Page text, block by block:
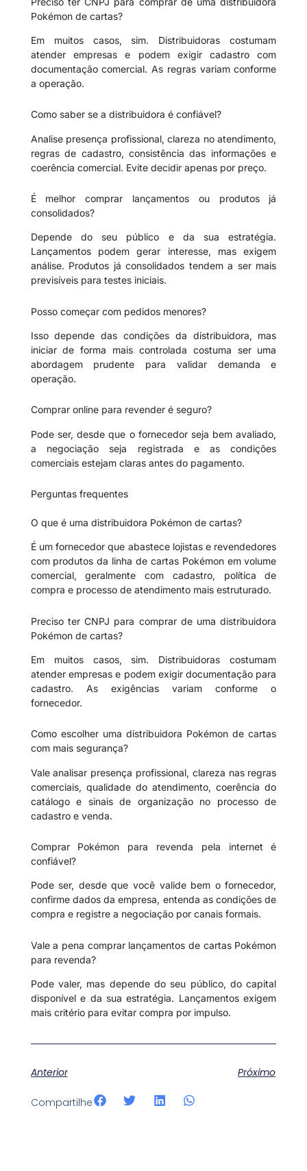
Pokémon de cartas?
Em muitos casos, sim. Distribuidoras costumam
atender empresas e podem exigir cadastro com
documentação comercial. As regras variam conforme
a operação.
Como saber se a distribuidora é confiável?
Analise presença profissional, clareza no atendimento,
regras de cadastro, consistência das informações e
coerência comercial. Evite decidir apenas por preço.
É melhor comprar lançamentos ou produtos já
consolidados?
Depende do seu público e da sua estratégia.
Lançamentos podem gerar interesse, mas exigem
análise. Produtos já consolidados tendem a ser mais
previsíveis para testes iniciais.
Posso começar com pedidos menores?
Isso depende das condições da distribuidora, mas
iniciar de forma mais controlada costuma ser uma
abordagem prudente para validar demanda e
operação.
Comprar online para revender é seguro?
Pode ser, desde que o fornecedor seja bem avaliado,
a negociação seja registrada e as condições
comerciais estejam claras antes do pagamento.
Perguntas frequentes
O que é uma distribuidora Pokémon de cartas?
É um fornecedor que abastece lojistas e revendedores
com produtos da linha de cartas Pokémon em volume
comercial, geralmente com cadastro, política de
compra e processo de atendimento mais estruturado.
Preciso ter CNPJ para comprar de uma distribuidora
Pokémon de cartas?
Em muitos casos, sim. Distribuidoras costumam
atender empresas e podem exigir documentação para
cadastro. As exigências variam conforme o
fornecedor.
Como escolher uma distribuidora Pokémon de cartas
com mais segurança?
Vale analisar presença profissional, clareza nas regras
comerciais, qualidade do atendimento, coerência do
catálogo e sinais de organização no processo de
cadastro e venda.
Comprar Pokémon para revenda pela internet é
confiável?
Pode ser, desde que você valide bem o fornecedor,
confirme dados da empresa, entenda as condições de
compra e registre a negociação por canais formais.
Vale a pena comprar lançamentos de cartas Pokémon
para revenda?
Pode valer, mas depende do seu público, do capital
disponível e da sua estratégia. Lançamentos exigem
mais critério para evitar compra por impulso.
Anterior Próximo
Compartilhe